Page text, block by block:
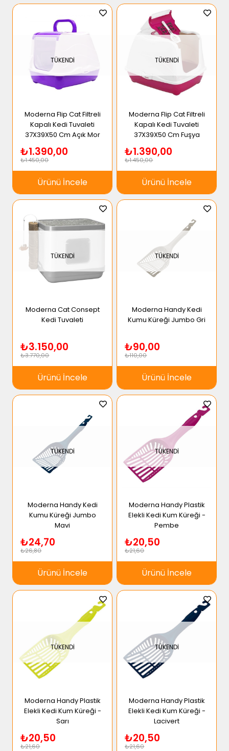
TÜKENDI
Moderna Flip Cat Filtreli
Kapalı Kedi Tuvaleti
37X39X50 Cm Açık Mor
₺1.390,00
₺1.450,00
Ürünü İncele
TÜKENDI
Moderna Flip Cat Filtreli
Kapalı Kedi Tuvaleti
37X39X50 Cm Fuşya
₺1.390,00
₺1.450,00
Ürünü İncele
TÜKENDI
Moderna Cat Consept
Kedi Tuvaleti
₺3.150,00
₺3.770,00
Ürünü İncele
TÜKENDI
Moderna Handy Kedi
Kumu Küreği Jumbo Gri
₺90,00
₺110,00
Ürünü İncele
TÜKENDI
Moderna Handy Kedi
Kumu Küreği Jumbo
Mavi
₺24,70
₺26,80
Ürünü İncele
TÜKENDI
Moderna Handy Plastik
Elekli Kedi Kum Küreği -
Pembe
₺20,50
₺21,60
Ürünü İncele
TÜKENDI
Moderna Handy Plastik
Elekli Kedi Kum Küreği -
Sarı
₺20,50
₺21,60
TÜKENDI
Moderna Handy Plastik
Elekli Kedi Kum Küreği -
Lacivert
₺20,50
₺21,60